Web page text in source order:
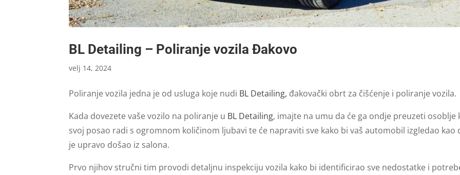
BL Detailing – Poliranje vozila Đakovo
velj 14, 2024
Poliranje vozila jedna je od usluga koje nudi BL Detailing, đakovački obrt za čišćenje i poliranje vozila.
Kada dovezete vaše vozilo na poliranje u BL Detailing, imajte na umu da će ga ondje preuzeti osoblje
svoj posao radi s ogromnom količinom ljubavi te će napraviti sve kako bi vaš automobil izgledao kao
je upravo došao iz salona.
Prvo njihov stručni tim provodi detaljnu inspekciju vozila kako bi identificirao sve nedostatke i